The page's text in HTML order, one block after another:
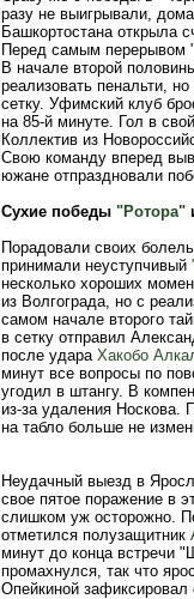
разу не выигрывали,
Башкортостана открыла
Перед самым перерывом
В начале второй
реализовать пенальти,
сетку. Уфимский клуб
на 85-й минуте. Гол в
Коллектив из
Свою команду вперед
южане отпраздновали
Сухие победы "Ротора"
Порадовали своих
принимали неуступчивый
несколько хороших
из Волгограда, но с
самом начале второго
в сетку отправил
после удара Хакобо
минут все вопросы по
угодил в штангу. В
из-за удаления Носкова.
на табло больше не
Неудачный выезд в
свое пятое поражение в
слишком уж осторожно.
отметился полузащитник
минут до конца встречи
промахнулся, так что
Опейкиной